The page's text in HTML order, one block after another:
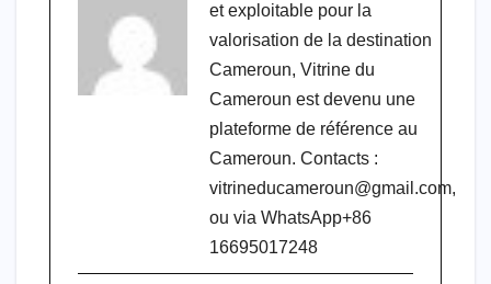
et exploitable pour la
valorisation de la destination
Cameroun, Vitrine du
Cameroun est devenu une
plateforme de référence au
Cameroun. Contacts :
vitrineducameroun@gmail.com,
ou via WhatsApp+86
16695017248